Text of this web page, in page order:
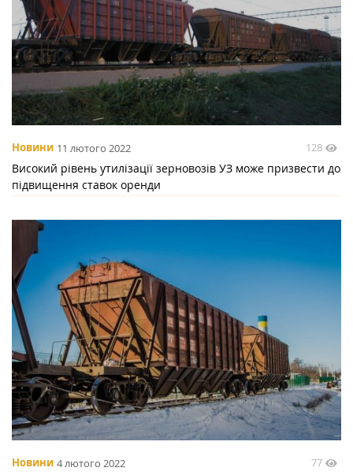
Новини 11 лютого 2022 128
Високий рівень утилізації зерновозів УЗ може призвести до
підвищення ставок оренди
Новини 4 лютого 2022 77